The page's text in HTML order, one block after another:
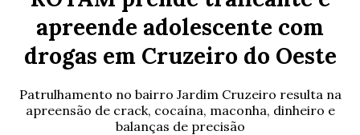
apreende adolescente com
drogas em Cruzeiro do Oeste
Patrulhamento no bairro Jardim Cruzeiro resulta na
apreensão de crack, cocaína, maconha, dinheiro e
balanças de precisão